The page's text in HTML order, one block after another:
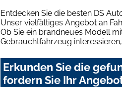
Entdecken Sie die besten DS
Unser vielfältiges Angebot an
Ob Sie ein brandneues Modell
Gebrauchtfahrzeug
Erkunden Sie die
fordern Sie Ihr